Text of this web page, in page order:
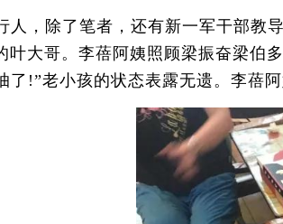
除了笔者，还有新一军干部教
叶大哥。李蓓阿姨照顾梁振奋梁
!”老小孩的状态表露无遗。李蓓阿